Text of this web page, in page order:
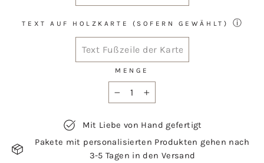
TEXT AUF HOLZKARTE (SOFERN GEWÄHLT) ⓘ
MENGE
Mit Liebe von Hand gefertigt
Pakete mit personalisierten Produkten gehen nach
3-5 Tagen in den Versand